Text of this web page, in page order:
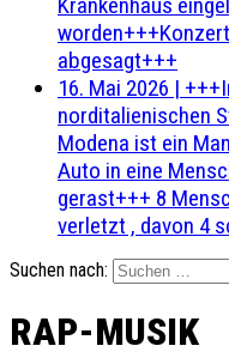
abgesagt+++
16. Mai 2026 |
norditalienischen
Modena ist ein
Auto in eine
gerast+++ 8
verletzt , davon 4
Suchen nach:
RAP-MUSIK